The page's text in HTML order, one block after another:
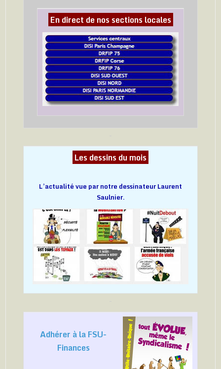
En direct de nos sections locales
Les dessins du mois
L’actualité vue par notre dessinateur Laurent
Saulnier.
Adhérer à la FSU-
Finances